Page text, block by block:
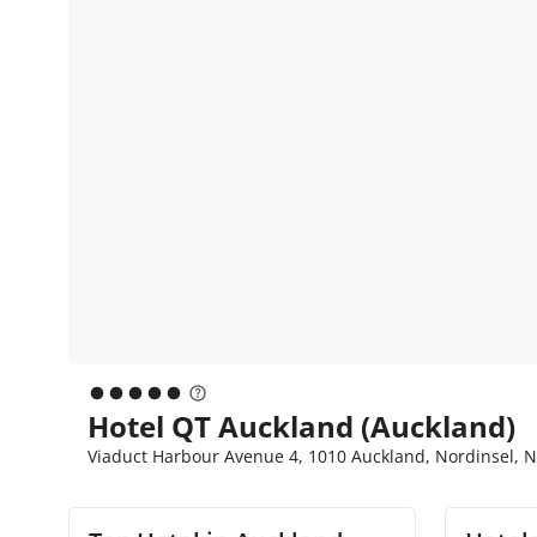
Hotel QT Auckland (Auckland)
Viaduct Harbour Avenue 4, 1010 Auckland, Nordinsel,